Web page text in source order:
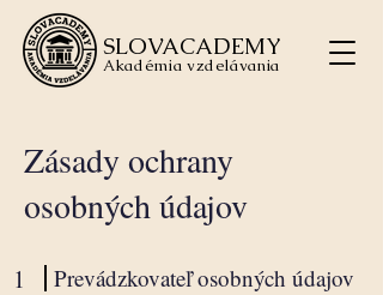
SLOVACADEMY
Akadémia vzdelávania
Zásady ochrany
osobných údajov
1 Prevádzkovateľ osobných údajov